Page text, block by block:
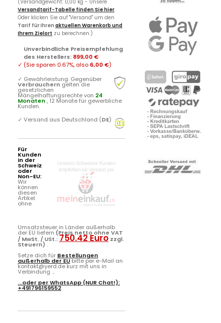
(Versandgewicht: 0,00 kg - Unsere
Versandtarif-Tabelle finden Sie hier.
Oder klicken Sie auf "Versand" um den
Tarif für Ihren aktuellen Warenkorb und
Ihrem Zielort zu berechnen.)
Unverbindliche Preisempfehlung
des Herstellers: 899,00 €
✓ (Sie sparen 0.67%, also 6,00 €)
✓ Gewährleistung: Gegenüber
Verbrauchern gelten die
gesetzlichen
Mängelhaftungsrechte von 24
Monaten , 12 Monate für gewerbliche
Kunden.
✓ Versand aus Deutschland (DE)
Für
Kunden
in der
Schweiz
oder
Non-EU:
Wir
können
diesen
Artikel
ohne
Umsatzsteuer in Länder außerhalb
der EU liefern (Preis netto ohne VAT
/ MwSt. / USt.:750.42 Euro zzgl.
Steuern) .
Setze dich für Bestellungen
außerhalb der EUbitte per e-Mail an
kontakt@yerd.de kurz mit uns in
Verbindung ...
...oder perWhatsApp (NUR Chat!):
+491796159552